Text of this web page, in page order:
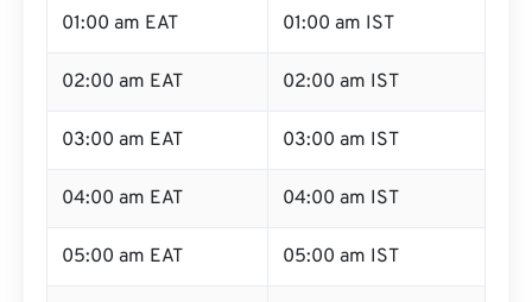
01:00 am EAT 01:00 am IST
02:00 am EAT 02:00 am IST
03:00 am EAT 03:00 am IST
04:00 am EAT 04:00 am IST
05:00 am EAT 05:00 am IST